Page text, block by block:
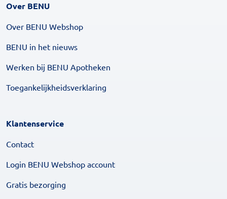
Over BENU
Over BENU Webshop
BENU in het nieuws
Werken bij BENU Apotheken
Toegankelijkheidsverklaring
Klantenservice
Contact
Login BENU Webshop account
Gratis bezorging